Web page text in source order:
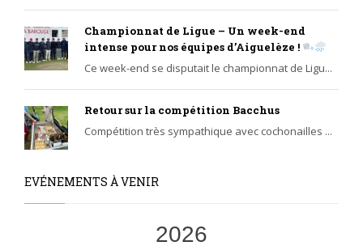
Championnat de Ligue – Un week-end
intense pour nos équipes d’Aiguelèze !
Ce week-end se disputait le championnat de Ligu...
Retour sur la compétition Bacchus
Compétition très sympathique avec cochonailles ...
EVÉNEMENTS À VENIR
2026